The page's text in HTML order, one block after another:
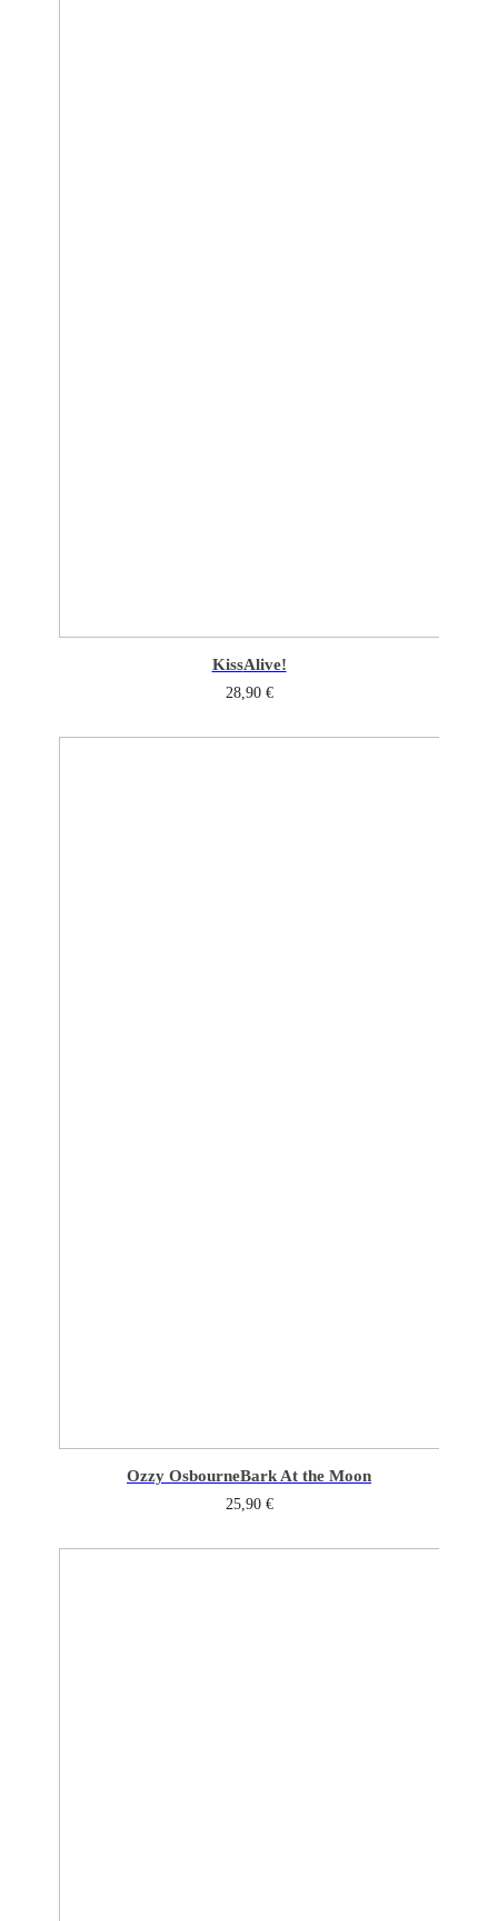
KissAlive!
28,90 €
Ozzy OsbourneBark At the Moon
25,90 €